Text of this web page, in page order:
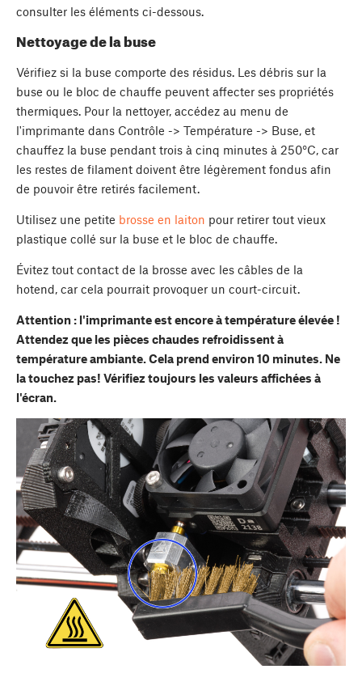
consulter les éléments ci-dessous.
Nettoyage de la buse
Vérifiez si la buse comporte des résidus. Les débris sur la
buse ou le bloc de chauffe peuvent affecter ses propriétés
thermiques. Pour la nettoyer, accédez au menu de
l'imprimante dans Contrôle -> Température -> Buse, et
chauffez la buse pendant trois à cinq minutes à 250°C, car
les restes de filament doivent être légèrement fondus afin
de pouvoir être retirés facilement.
Utilisez une petite brosse en laiton pour retirer tout vieux
plastique collé sur la buse et le bloc de chauffe.
Évitez tout contact de la brosse avec les câbles de la
hotend, car cela pourrait provoquer un court-circuit.
Attention : l'imprimante est encore à température élevée !
Attendez que les pièces chaudes refroidissent à
température ambiante. Cela prend environ 10 minutes. Ne
la touchez pas! Vérifiez toujours les valeurs affichées à
l'écran.